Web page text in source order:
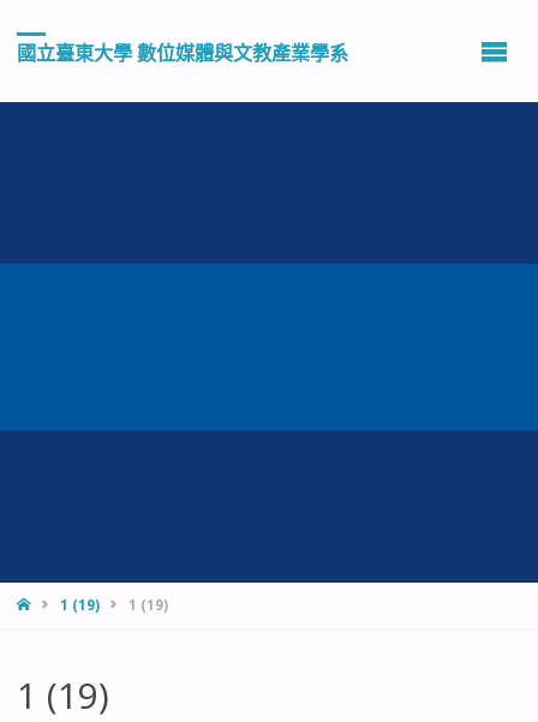
國立臺東大學 數位媒體與文教產業學系
HOME1 (19) 1 (19)
1 (19)